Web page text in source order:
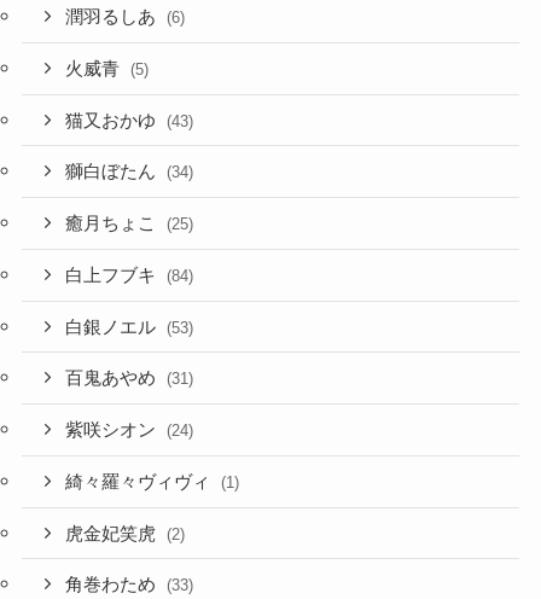
潤羽るしあ (6)
火威青 (5)
猫又おかゆ (43)
獅白ぼたん (34)
癒月ちょこ (25)
白上フブキ (84)
白銀ノエル (53)
百鬼あやめ (31)
紫咲シオン (24)
綺々羅々ヴィヴィ (1)
虎金妃笑虎 (2)
角巻わため (33)